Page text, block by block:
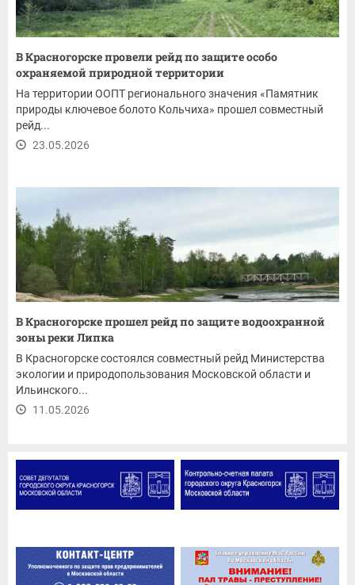
В Красногорске провели рейд по защите особо
охраняемой природной территории
На территории ООПТ регионального значения «Памятник
природы ключевое болото Кольчиха» прошел совместный
рейд...
23.05.2026
В Красногорске прошел рейд по защите водоохранной
зоны реки Липка
В Красногорске состоялся совместный рейд Министерства
экологии и природопользования Московской области и
Ильинского...
11.05.2026